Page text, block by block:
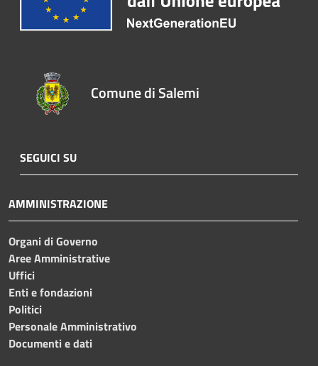
Comune di Salemi
SEGUICI SU
AMMINISTRAZIONE
Organi di Governo
Aree Amministrative
Uffici
Enti e fondazioni
Politici
Personale Amministrativo
Documenti e dati